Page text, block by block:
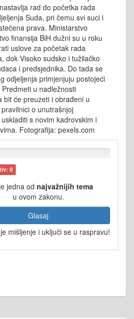
rad do početka rada
Suda, pri čemu svi suci i
prava. Ministarstvo
finansija BiH dužni su u roku
uslove za početak rada
dok Visoko sudsko i tužilačko
i predsjednika. Do tada se
odjeljenja primjenjuju postojeći
u nadležnosti
bit će preuzeti i obrađeni u
o unutrašnjoj
s novim kadrovskim i
Fotografija: pexels.com
0
jedna od najvažnijih tema
u ovom zakonu.
Glasaj
mišljenje i uključi se u raspravu!